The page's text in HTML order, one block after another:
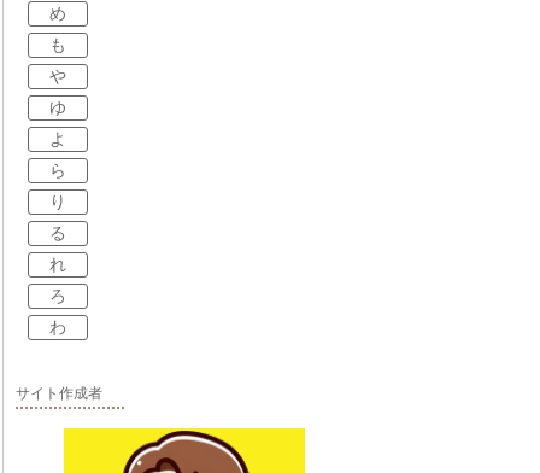
め
も
や
ゆ
よ
ら
り
る
れ
ろ
わ
サイト作成者